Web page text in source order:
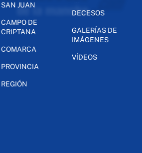
SAN JUAN
CAMPO DE
CRIPTANA
COMARCA
PROVINCIA
REGIÓN
DECESOS
GALERÍAS DE
IMÁGENES
VÍDEOS